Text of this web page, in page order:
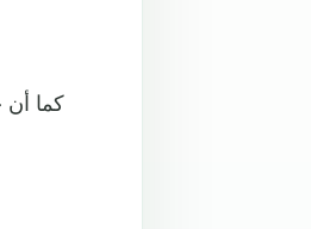
كما أن